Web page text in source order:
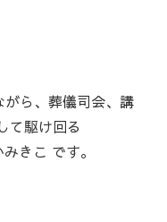
ら、葬儀司会、講
て駆け回る
きこ です。